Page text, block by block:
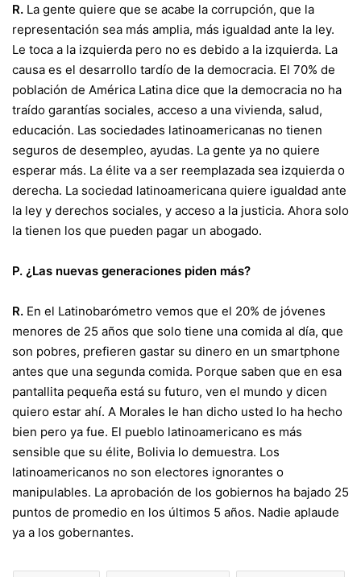
R. La gente quiere que se acabe la corrupción, que la
representación sea más amplia, más igualdad ante la ley.
Le toca a la izquierda pero no es debido a la izquierda. La
causa es el desarrollo tardío de la democracia. El 70% de
población de América Latina dice que la democracia no ha
traído garantías sociales, acceso a una vivienda, salud,
educación. Las sociedades latinoamericanas no tienen
seguros de desempleo, ayudas. La gente ya no quiere
esperar más. La élite va a ser reemplazada sea izquierda o
derecha. La sociedad latinoamericana quiere igualdad ante
la ley y derechos sociales, y acceso a la justicia. Ahora solo
la tienen los que pueden pagar un abogado.
P. ¿Las nuevas generaciones piden más?
R. En el Latinobarómetro vemos que el 20% de jóvenes
menores de 25 años que solo tiene una comida al día, que
son pobres, prefieren gastar su dinero en un smartphone
antes que una segunda comida. Porque saben que en esa
pantallita pequeña está su futuro, ven el mundo y dicen
quiero estar ahí. A Morales le han dicho usted lo ha hecho
bien pero ya fue. El pueblo latinoamericano es más
sensible que su élite, Bolivia lo demuestra. Los
latinoamericanos no son electores ignorantes o
manipulables. La aprobación de los gobiernos ha bajado 25
puntos de promedio en los últimos 5 años. Nadie aplaude
ya a los gobernantes.